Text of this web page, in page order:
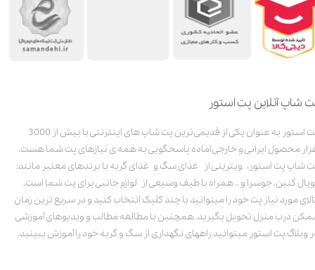
شاپ آنلاین پت استور
پت استور به عنوان یکی از قدیمی‌ترین پت شاپ های اینترنتی با بیش از 3000
محصول ایرانی و خارجی آماده پاسخگویی به همه ی نیازهای پت شما هست.
شاپ پت استور، ویترینی از غذای سگ و غذای گربه با برندهای معتبر مانند:
کنین، جوسرا و .. همراه با طیف وسیعی از لوازم جانبی برای پت شما است.
مورد نیاز پت خود را میتوانید با چند کلیک انتخاب کنید و در سریع ترین زمان
درب منزل تحویل بگیرید. همچنین با مطالعه مطالب و ویدیوهای آموزشی
وبلاگ پت استور میتوانید راههای نگهداری از سگ و گربه خود را آموزش ببینید.